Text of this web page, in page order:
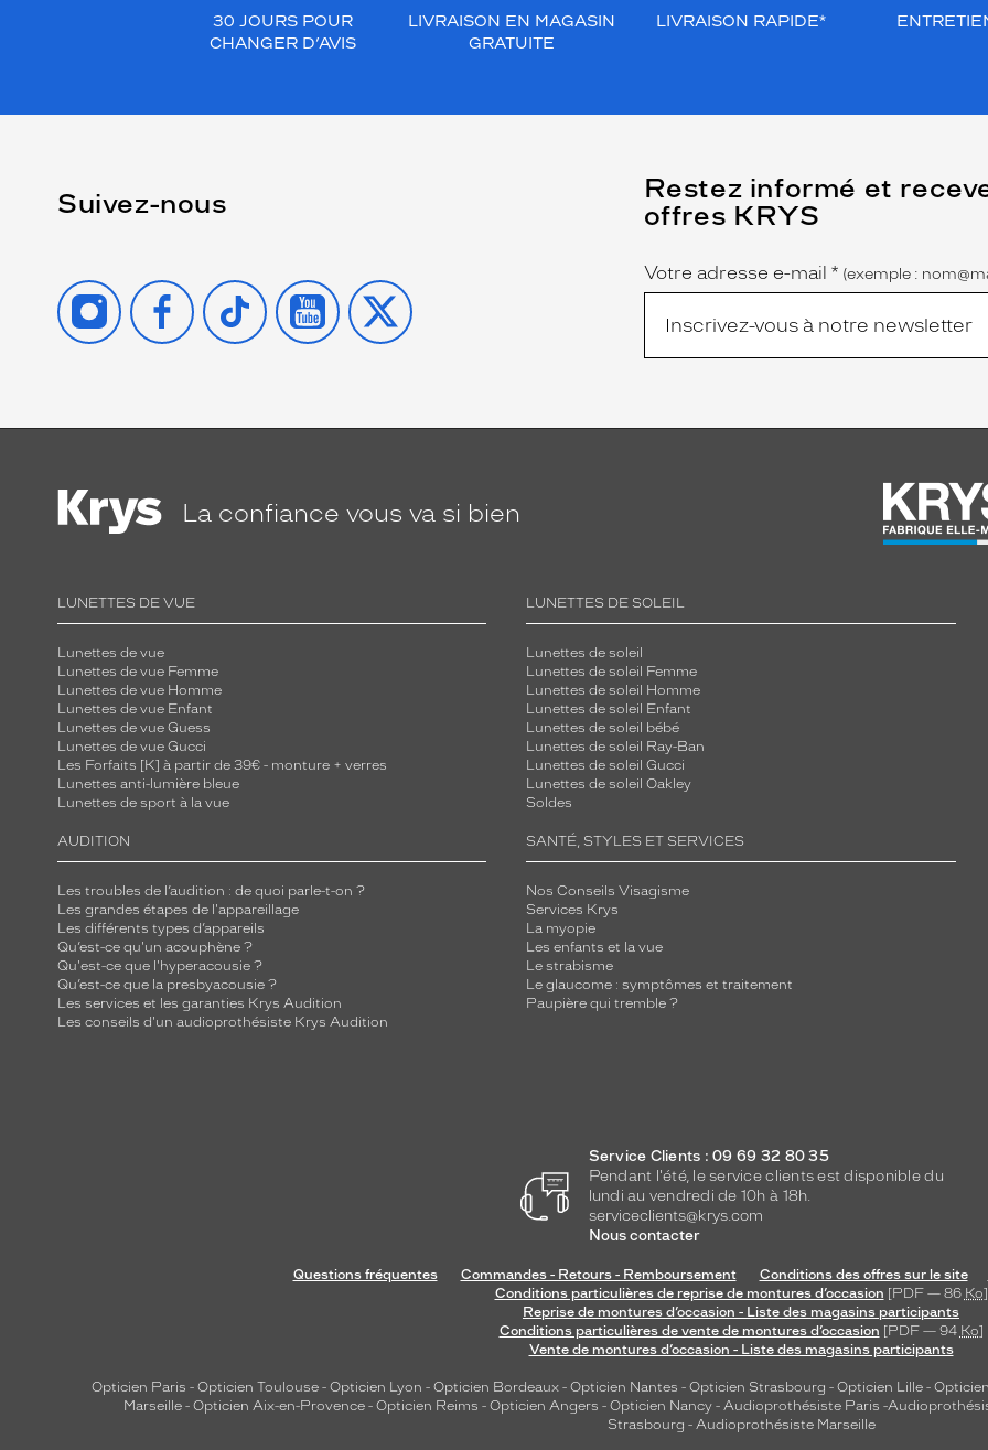
30 JOURS POUR
CHANGER D’AVIS
LIVRAISON EN MAGASIN
GRATUITE
LIVRAISON RAPIDE*
Suivez-nous
INSTAGRAMFACEBOOK
TIKTOK YOUTUBE
X
Restez informé et
offres KRYS
Name
Votre adresse e-mail *
(Ce
champ
est
obligatoire)
(exemple :
La confiance vous va si bien
LUNETTES DE VUE
Lunettes de vue
Lunettes de vue Femme
Lunettes de vue Homme
Lunettes de vue Enfant
Lunettes de vue Guess
Lunettes de vue Gucci
Les Forfaits [K] à partir de 39€ - monture + verres
Lunettes anti-lumière bleue
Lunettes de sport à la vue
LUNETTES DE SOLEIL
Lunettes de soleil
Lunettes de soleil Femme
Lunettes de soleil Homme
Lunettes de soleil Enfant
Lunettes de soleil bébé
Lunettes de soleil Ray-Ban
Lunettes de soleil Gucci
Lunettes de soleil Oakley
Soldes
AUDITION
Les troubles de l’audition : de quoi parle-t-on ?
Les grandes étapes de l'appareillage
Les différents types d’appareils
Qu’est-ce qu'un acouphène ?
Qu'est-ce que l'hyperacousie ?
Qu’est-ce que la presbyacousie ?
Les services et les garanties Krys Audition
Les conseils d'un audioprothésiste Krys Audition
SANTÉ, STYLES ET SERVICES
Nos Conseils Visagisme
Services Krys
La myopie
Les enfants et la vue
Le strabisme
Le glaucome : symptômes et traitement
Paupière qui tremble ?
Service Clients : 09 69 32 80 35
Pendant l'été, le service clients est disponible du
lundi au vendredi de 10h à 18h.
serviceclients@krys.com
Nous contacter
Questions fréquentes Commandes - Retours - Remboursement Conditions des offres sur le site
Conditions particulières de reprise de montures d’occasion [PDF — 86 Ko]
Reprise de montures d’occasion - Liste des magasins participants
Conditions particulières de vente de montures d’occasion [PDF — 94 Ko]
Vente de montures d’occasion - Liste des magasins participants
Opticien Paris - Opticien Toulouse - Opticien Lyon - Opticien Bordeaux - Opticien Nantes - Opticien Strasbourg - Opticien Lille -
Marseille - Opticien Aix-en-Provence - Opticien Reims - Opticien Angers - Opticien Nancy - Audioprothésiste Paris -
Strasbourg - Audioprothésiste Marseille